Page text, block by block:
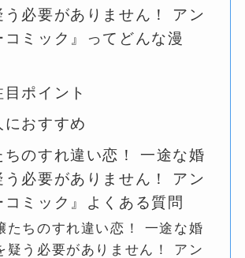
う必要がありません！ アン
コミック』ってどんな漫
ポイント
におすすめ
ちのすれ違い恋！ 一途な婚
う必要がありません！ アン
コミック』よくある質問
たちのすれ違い恋！ 一途な婚
疑う必要がありません！ アン